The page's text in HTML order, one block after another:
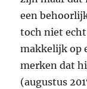
een
toch niet
makkelijk op
merken dat
(augustus